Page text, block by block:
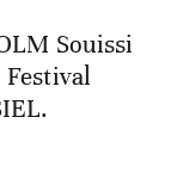
Souissi
Festival